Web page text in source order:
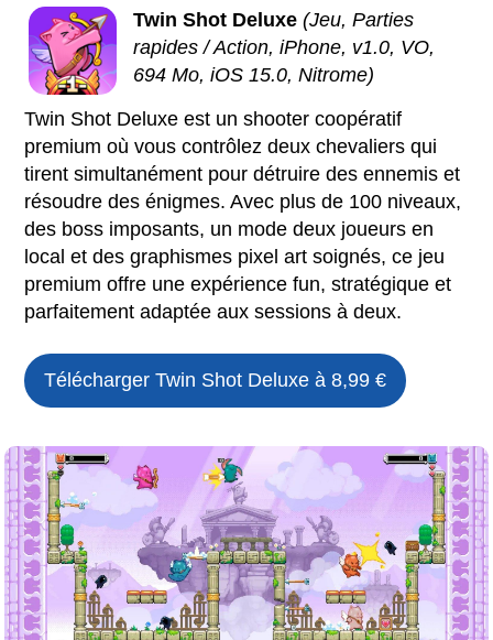
Twin Shot Deluxe (Jeu, Parties
rapides / Action, iPhone, v1.0, VO,
694 Mo, iOS 15.0, Nitrome)
Twin Shot Deluxe est un shooter coopératif
premium où vous contrôlez deux chevaliers qui
tirent simultanément pour détruire des ennemis et
résoudre des énigmes. Avec plus de 100 niveaux,
des boss imposants, un mode deux joueurs en
local et des graphismes pixel art soignés, ce jeu
premium offre une expérience fun, stratégique et
parfaitement adaptée aux sessions à deux.
TéléchargerTwin Shot Deluxe à 8,99 €